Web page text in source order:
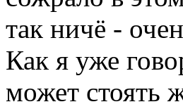
так ничё -
Как я уже
может стоять